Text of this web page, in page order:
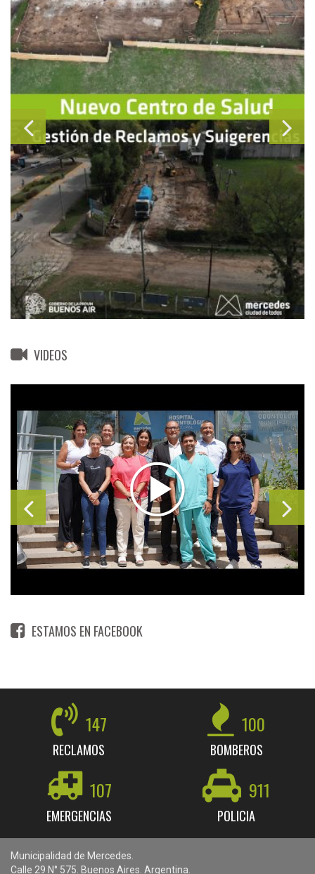
VIDEOS
ESTAMOS EN FACEBOOK
147
RECLAMOS
100
BOMBEROS
107
EMERGENCIAS
911
POLICIA
Municipalidad de Mercedes.
Calle 29 N° 575. Buenos Aires. Argentina.